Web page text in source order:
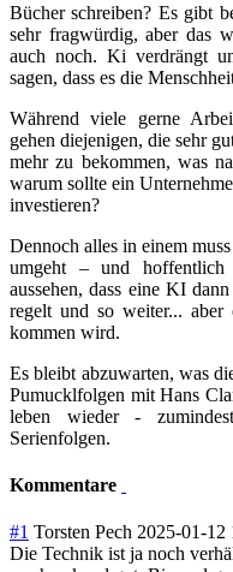
Bücher schreiben? Es gibt
sehr fragwürdig, aber das
auch noch. Ki verdrängt
sagen, dass es die
Während viele gerne
gehen diejenigen, die sehr
mehr zu bekommen, was
warum sollte ein
investieren?
Dennoch alles in einem
umgeht – und
aussehen, dass eine KI
regelt und so weiter... aber
kommen wird.
Es bleibt abzuwarten, was
Pumucklfolgen mit Hans
leben wieder -
Serienfolgen.
Kommentare
#1 Torsten Pech 2025-01-12
Die Technik ist ja noch